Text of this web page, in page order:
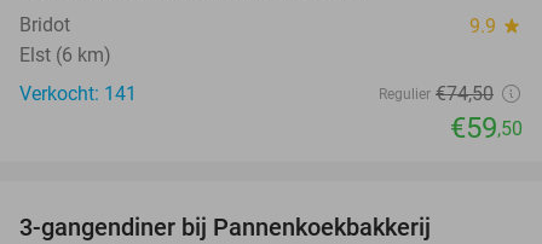
Bridot 9.9 star
Elst (6 km)
Verkocht: 141
Regulier €74,50
€59,50
3-gangendiner bij Pannenkoekbakkerij